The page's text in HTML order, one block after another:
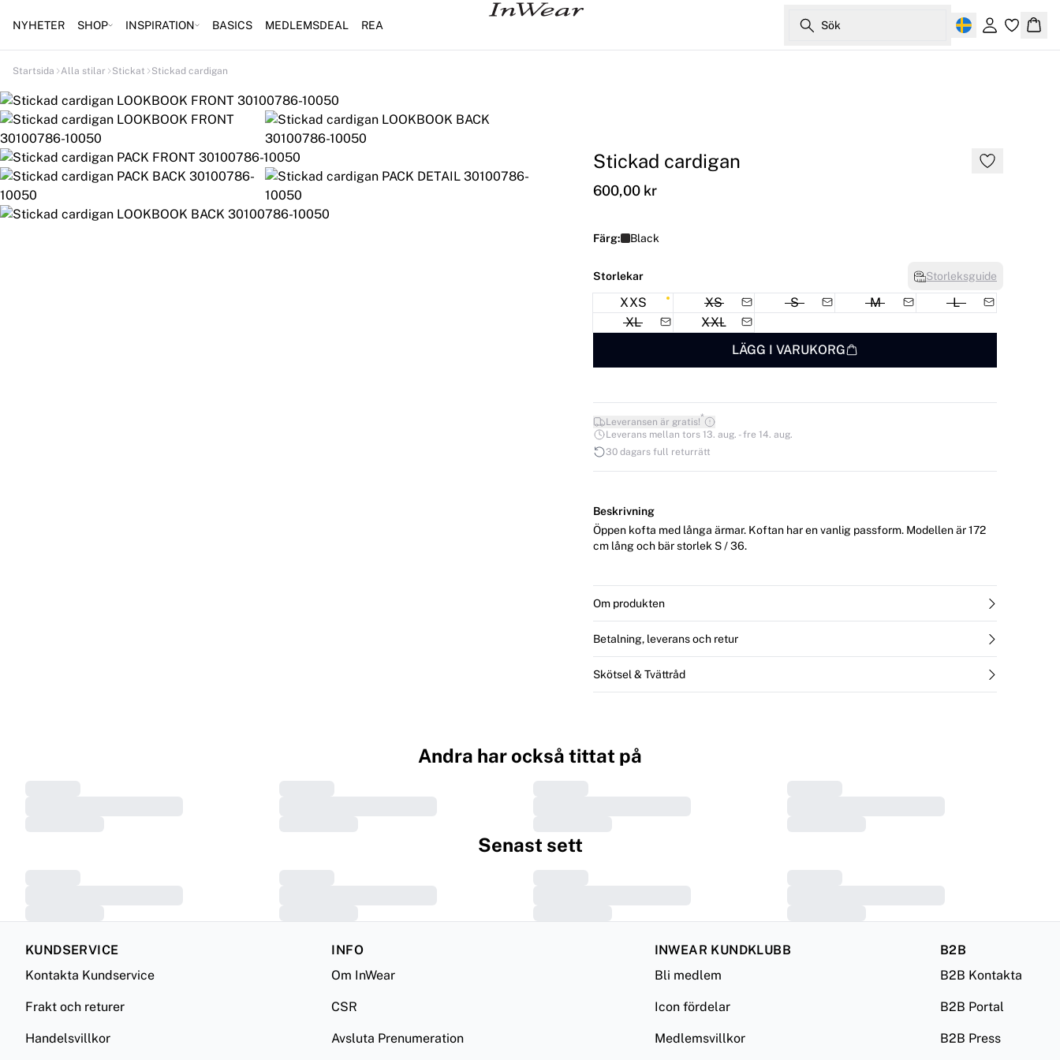
NYHETER SHOP INSPIRATION BASICS MEDLEMSDEAL REA Sök
Logga inKorg
Startsida Alla stilar Stickat Stickad cardigan
Stickad cardigan
600,00 kr
Färg: Black
Storlekar Storleksguide
XXS XS S M
L
XL
XXL
LÄGG I VARUKORG
Leveransen är gratis!*
Leverans mellan tors 13. aug. - fre 14. aug.
30 dagars full returrätt
Beskrivning
Öppen kofta med långa ärmar. Koftan har en vanlig passform. Modellen är 172
cm lång och bär storlek S / 36.
Om produkten
Betalning, leverans och retur
Skötsel & Tvättråd
Andra har också tittat på
Senast sett
KUNDSERVICE
Kontakta Kundservice
Frakt och returer
Handelsvillkor
INFO
Om InWear
CSR
Avsluta Prenumeration
INWEAR KUNDKLUBB
Bli medlem
Icon fördelar
Medlemsvillkor
B2B
B2B Kontakta
B2B Portal
B2B Press